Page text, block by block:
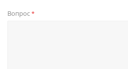
Вопрос*